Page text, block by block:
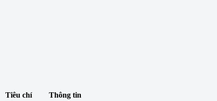
Tiêu chí
Thông tin